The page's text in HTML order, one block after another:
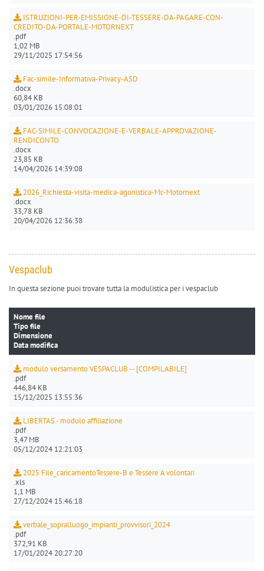
ISTRUZIONI-PER-EMISSIONE-DI-TESSERE-DA-PAGARE-CON-
CREDITO-DA-PORTALE-MOTORNEXT
.pdf
1,02 MB
29/11/2025 17:54:56
Fac-simile-Informativa-Privacy-ASD
.docx
60,84 KB
03/01/2026 15:08:01
FAC-SIMILE-CONVOCAZIONE-E-VERBALE-APPROVAZIONE-
RENDICONTO
.docx
23,85 KB
14/04/2026 14:39:08
2026_Richiesta-visita-medica-agonistica-Mc-Motornext
.docx
33,78 KB
20/04/2026 12:36:38
Vespaclub
In questa sezione puoi trovare tutta la modulistica per i vespaclub
Nome file
Tipo file
Dimensione
Data modifica
modulo versamento VESPACLUB -- [COMPILABILE]
.pdf
446,84 KB
15/12/2025 13:55:36
LIBERTAS - modulo affiliazione
.pdf
3,47 MB
05/12/2024 12:21:03
2025 File_caricamentoTessere-B e Tessere A volontari
.xls
1,1 MB
27/12/2024 15:46:18
verbale_sopralluogo_impianti_provvisori_2024
.pdf
372,91 KB
17/01/2024 20:27:20